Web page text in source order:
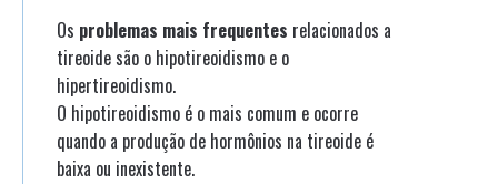
Os problemas mais frequentes relacionados a
tireoide são o hipotireoidismo e o
hipertireoidismo.
O hipotireoidismo é o mais comum e ocorre
quando a produção de hormônios na tireoide é
baixa ou inexistente.